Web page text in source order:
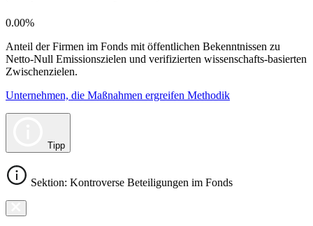
0.00%
Anteil der Firmen im Fonds mit öffentlichen Bekenntnissen zu
Netto-Null Emissionszielen und verifizierten wissenschafts-basierten
Zwischenzielen.
Unternehmen, die Maßnahmen ergreifen Methodik
Tipp
Sektion: Kontroverse Beteiligungen im Fonds